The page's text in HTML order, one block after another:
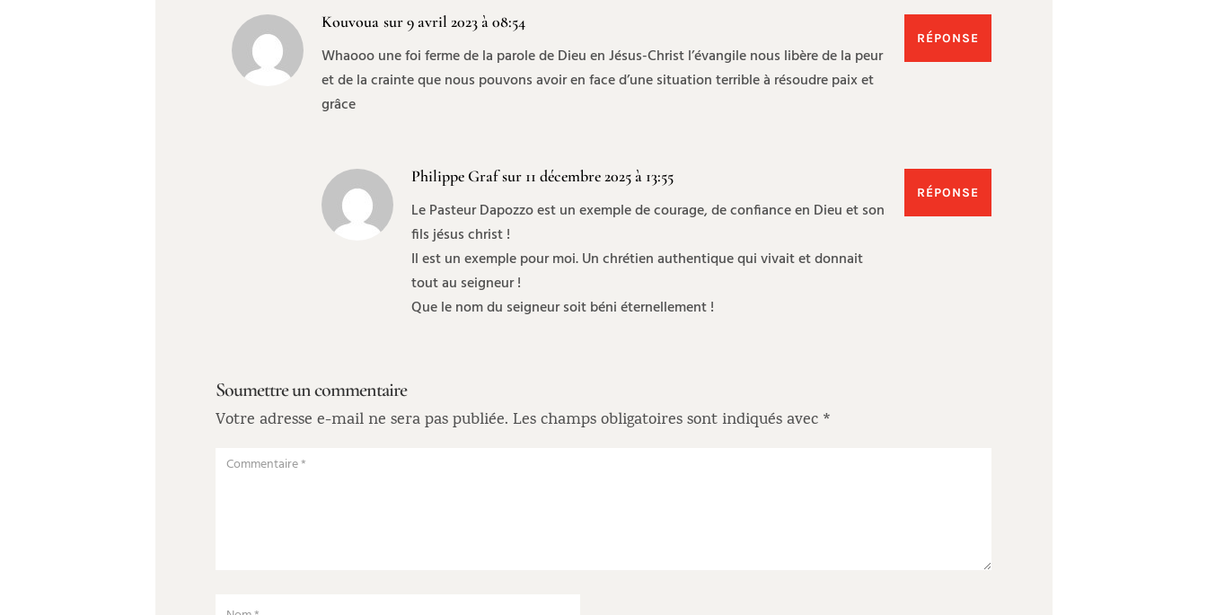
Kouvoua sur 9 avril 2023 à 08:54
Whaooo une foi ferme de la parole de Dieu en Jésus-Christ l’évangile nous libère de la peur
et de la crainte que nous pouvons avoir en face d’une situation terrible à résoudre paix et
grâce
RÉPONSE
Philippe Graf sur 11 décembre 2025 à 13:55
Le Pasteur Dapozzo est un exemple de courage, de confiance en Dieu et son
fils jésus christ !
Il est un exemple pour moi. Un chrétien authentique qui vivait et donnait
tout au seigneur !
Que le nom du seigneur soit béni éternellement !
RÉPONSE
Soumettre un commentaire
Votre adresse e-mail ne sera pas publiée. Les champs obligatoires sont indiqués avec *